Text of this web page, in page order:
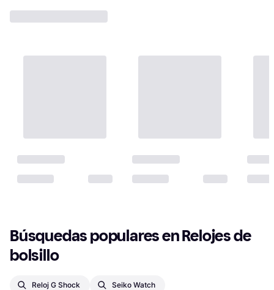
Búsquedas populares en Relojes de
bolsillo
Reloj G Shock Seiko Watch